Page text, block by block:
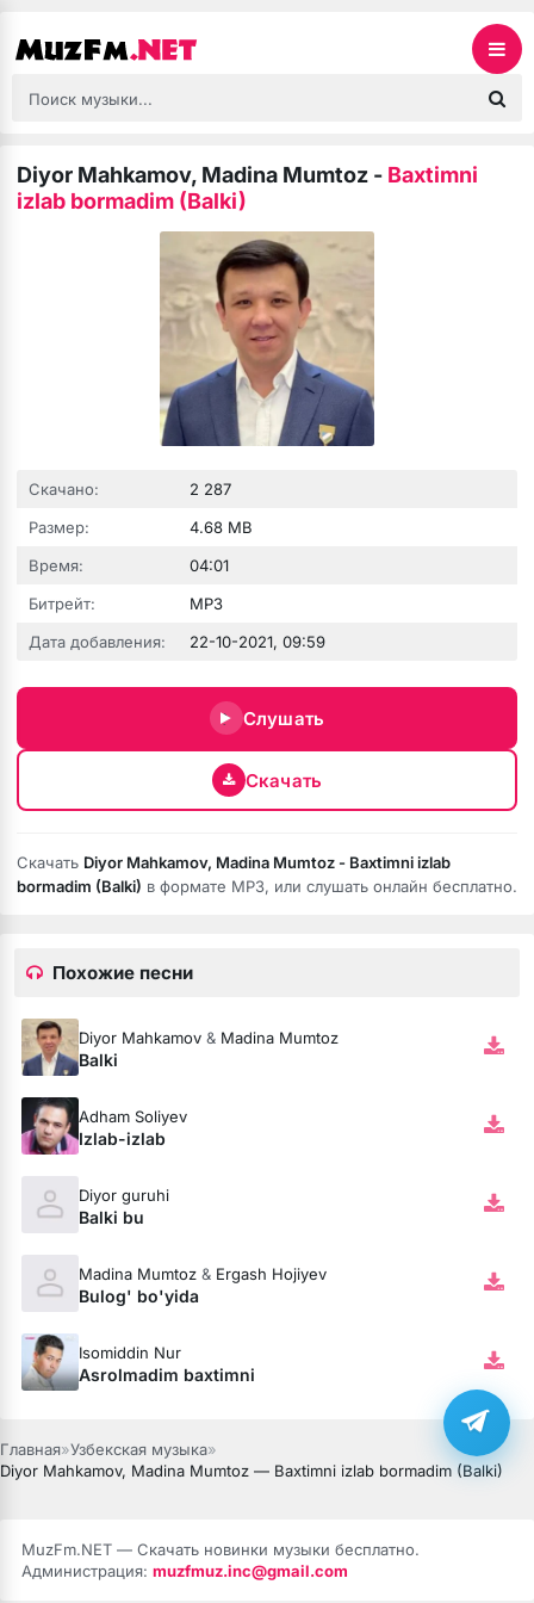
душа
Diyor Mahkamov, Madina Mumtoz - Baxtimni
izlab bormadim (Balki)
Скачано:
2 287
Размер:
4.68 MB
Время:
04:01
Битрейт:
MP3
Дата добавления:
22-10-2021, 09:59
Слушать
Скачать
Скачать Diyor Mahkamov, Madina Mumtoz - Baxtimni izlab
bormadim (Balki) в формате MP3, или слушать онлайн бесплатно.
Похожие песни
Diyor Mahkamov & Madina Mumtoz
Balki
Adham Soliyev
Izlab-izlab
Diyor guruhi
Balki bu
Madina Mumtoz & Ergash Hojiyev
Bulog' bo'yida
Isomiddin Nur
Asrolmadim baxtimni
Главная»Узбекская музыка»
Diyor Mahkamov, Madina Mumtoz — Baxtimni izlab bormadim (Balki)
MuzFm.NET — Скачать новинки музыки бесплатно.
Администрация: muzfmuz.inc@gmail.com